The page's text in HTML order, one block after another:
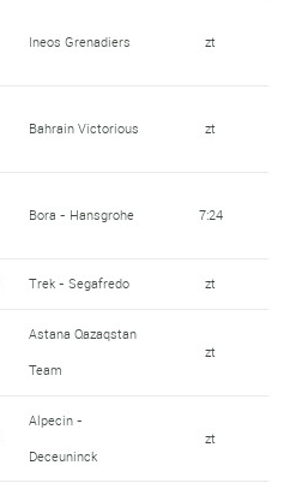
Ineos Grenadiers zt
Bahrain Victorious zt
Bora - Hansgrohe 7:24
Trek - Segafredo zt
Astana Qazaqstan
Team
zt
Alpecin -
Deceuninck
zt